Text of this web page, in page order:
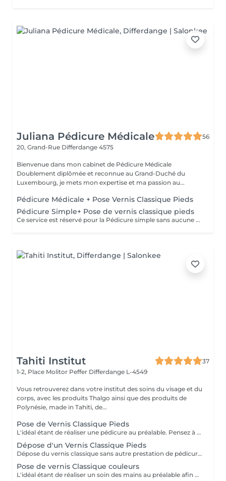
Juliana Pédicure Médicale
56
20, Grand-Rue Differdange 4575
Bienvenue dans mon cabinet de Pédicure Médicale
Doublement diplômée et reconnue au Grand-Duché du
Luxembourg, je mets mon expertise et ma passion au...
Pédicure Médicale + Pose Vernis Classique Pieds
Pédicure Simple+ Pose de vernis classique pieds
Ce service est réservé pour la Pédicure simple sans aucune pathologie particulier(ongle incarné/callosités ou mycoses=Pédicure Médicale)
Tahiti Institut
37
1-2, Place Molitor Peffer Differdange L-4549
Vous retrouverez dans votre institut des soins du visage et du
corps, avec les produits Thalgo ainsi que des produits de
Polynésie, made in Tahiti, de...
Pose de Vernis Classique Pieds
L'idéal étant de réaliser une pédicure au préalable. Pensez à prendre des tongs si vous posez un vernis classique sur les pieds. Seule la pose de vernis est inclus dans cette prestation (pas de coupage, limage, retrait des cuticules). Pensez à sélectionner "dépose de vernis classique" si je dois retirer celui que vous portez actuellement.
Dépose d'un Vernis Classique Pieds
Dépose du vernis classique sans autre prestation de pédicure avec dissolvant.
Pose de vernis Classique couleurs
L'idéal étant de réaliser un soin des mains au préalable afin que les ongles soient égaux et que les cuticules soient repoussées. Seule la pose de vernis est inclus dans cette prestation. Pensez à sélectionner "dépose de vernis classique" si je dois retirer votre vernis classique actuel.